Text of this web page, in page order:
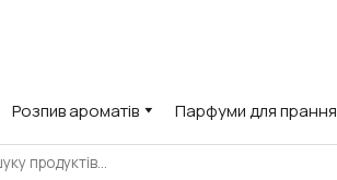
Розпив ароматів Парфуми для прання